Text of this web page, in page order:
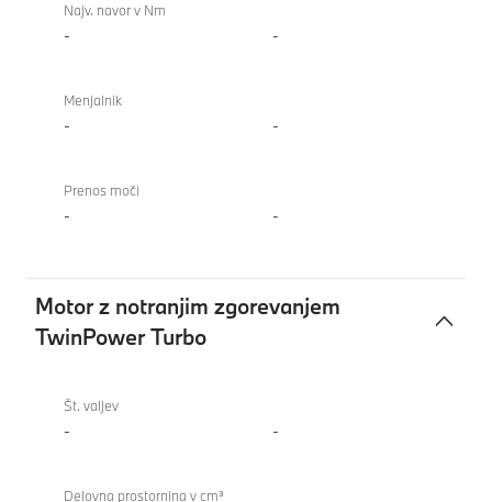
Najv. navor v Nm
- -
Menjalnik
- -
Prenos moči
- -
Motor z notranjim zgorevanjem
TwinPower Turbo
notranjim
Št. valjev
- -
Delovna prostornina v cm³